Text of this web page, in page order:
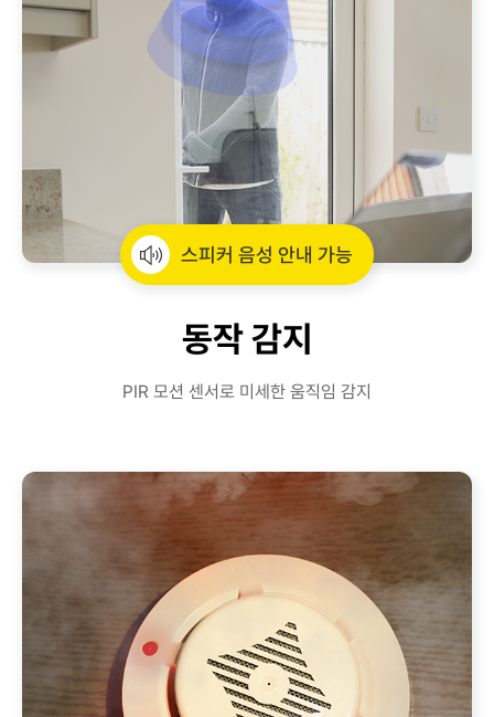
스피커 음성 안내 가능
동작 감지
PIR 모션 센서로 미세한 움직임 감지